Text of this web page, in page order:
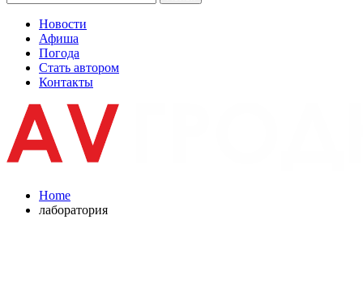
Новости
Афиша
Погода
Стать автором
Контакты
Home
лаборатория